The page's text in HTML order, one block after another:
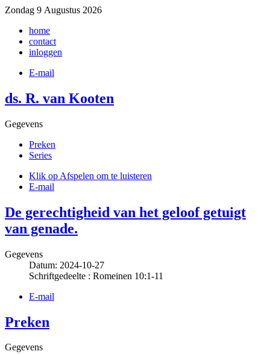
Zondag 9 Augustus 2026
home
contact
inloggen
E-mail
ds. R. van Kooten
Gegevens
Preken
Series
Klik op Afspelen om te luisteren
E-mail
De gerechtigheid van het geloof getuigt
van genade.
Gegevens
Datum: 2024-10-27
Schriftgedeelte : Romeinen 10:1-11
E-mail
Preken
Gegevens